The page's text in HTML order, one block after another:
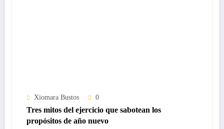
Xiomara Bustos 0
Tres mitos del ejercicio que sabotean los
propósitos de año nuevo